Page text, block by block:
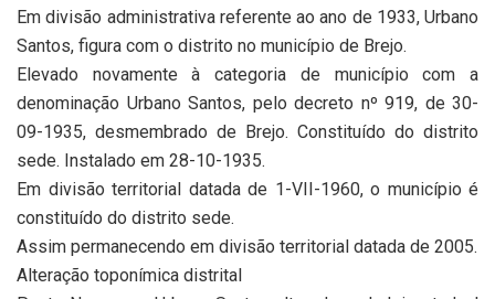
Em divisão administrativa referente ao ano de 1933, Urbano
Santos, figura com o distrito no município de Brejo.
Elevado novamente à categoria de município com a
denominação Urbano Santos, pelo decreto nº 919, de 30-
09-1935, desmembrado de Brejo. Constituído do distrito
sede. Instalado em 28-10-1935.
Em divisão territorial datada de 1-VII-1960, o município é
constituído do distrito sede.
Assim permanecendo em divisão territorial datada de 2005.
Alteração toponímica distrital